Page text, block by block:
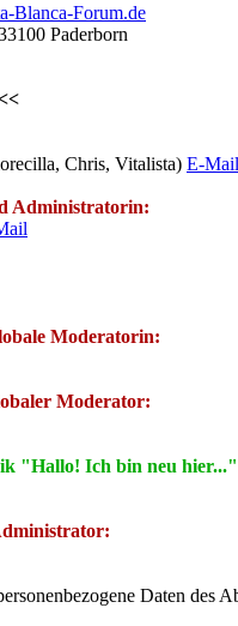
Blanca-Forum.de
Paderborn
Chris, Vitalista) E-Mail
Administratorin:
Moderatorin:
Moderator:
"Hallo! Ich bin neu hier..."
Daten des